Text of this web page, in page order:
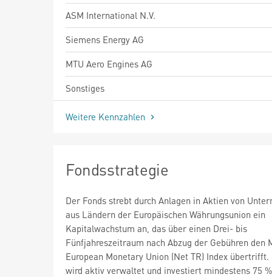
ASM International N.V.
Siemens Energy AG
MTU Aero Engines AG
Sonstiges
Weitere Kennzahlen
Fondsstrategie
Der Fonds strebt durch Anlagen in Aktien von
aus Ländern der Europäischen Währungsunion ein
Kapitalwachstum an, das über einen Drei- bis
Fünfjahreszeitraum nach Abzug der Gebühren den
European Monetary Union (Net TR) Index übertrifft.
wird aktiv verwaltet und investiert mindestens 75